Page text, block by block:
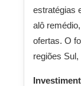
estratégias
alô
ofertas. O
regiões